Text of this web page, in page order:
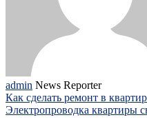
admin News Reporter
Как сделать ремонт в
Электропроводка квартиры